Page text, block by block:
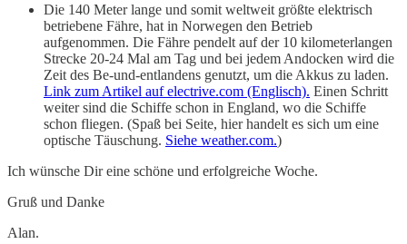
Die 140 Meter lange und somit weltweit größte elektrisch
betriebene Fähre, hat in Norwegen den Betrieb
aufgenommen. Die Fähre pendelt auf der 10 kilometerlangen
Strecke 20-24 Mal am Tag und bei jedem Andocken wird die
Zeit des Be-und-entlandens genutzt, um die Akkus zu laden.
Link zum Artikel auf electrive.com (Englisch). Einen Schritt
weiter sind die Schiffe schon in England, wo die Schiffe
schon fliegen. (Spaß bei Seite, hier handelt es sich um eine
optische Täuschung. Siehe weather.com.)
Ich wünsche Dir eine schöne und erfolgreiche Woche.
Gruß und Danke
Alan.